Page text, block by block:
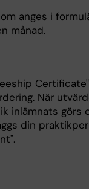
anges i
månad.
När
inlämnats görs
din